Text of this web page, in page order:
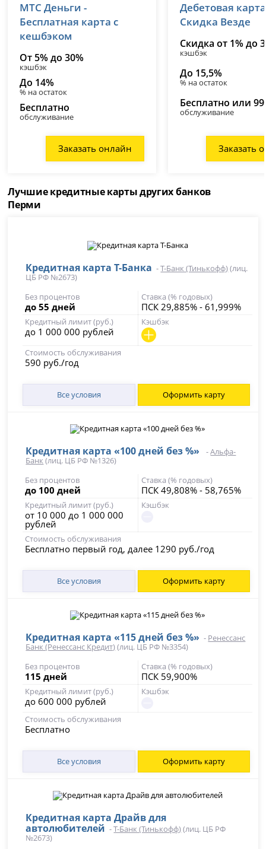
лицензия № 2268
МТС Деньги -
Бесплатная карта с
кешбэком
От 5% до 30%
кэшбэк
До 14%
% на остаток
Бесплатно
обслуживание
Заказать онлайн
лицензия № 2268
Дебетовая карта
Скидка Везде
Скидка от 1% до
кэшбэк
До 15,5%
% на остаток
Бесплатно или
обслуживание
Заказать
Лучшие кредитные карты других банков
Перми
Кредитная карта Т-Банка -Т-Банк (Тинькофф)(лиц.
ЦБ РФ №2673)
Без процентов
до 55 дней
Ставка (% годовых)
ПСК 29,885% - 61,999%
Кредитный лимит (руб.)
до 1 000 000 рублей
Кэшбэк
Стоимость обслуживания
590 руб./год
Все условия Оформить карту
Кредитная карта «100 дней без %» -Альфа-
Банк (лиц. ЦБ РФ №1326)
Без процентов
до 100 дней
Ставка (% годовых)
ПСК 49,808% - 58,765%
Кредитный лимит (руб.)
от 10 000 до 1 000 000
рублей
Кэшбэк
Стоимость обслуживания
Бесплатно первый год, далее 1290 руб./год
Все условия Оформить карту
Кредитная карта «115 дней без %» - Ренессанс
Банк (Ренессанс Кредит)(лиц. ЦБ РФ №3354)
Без процентов
115 дней
Ставка (% годовых)
ПСК 59,900%
Кредитный лимит (руб.)
до 600 000 рублей
Кэшбэк
Стоимость обслуживания
Бесплатно
Все условия Оформить карту
Кредитная карта Драйв для
автолюбителей -Т-Банк (Тинькофф)(лиц. ЦБ РФ
№2673)